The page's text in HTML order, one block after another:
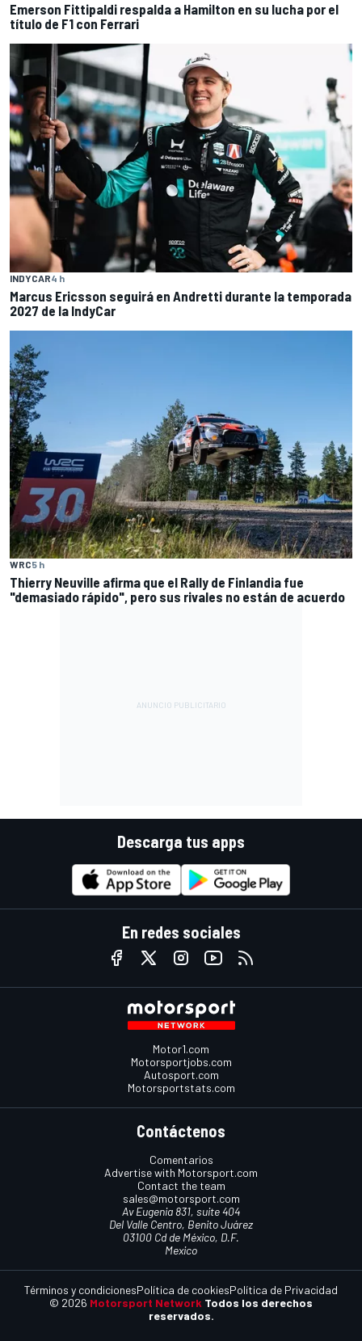
Emerson Fittipaldi respalda a Hamilton en su lucha por el
título de F1 con Ferrari
INDYCAR4 h
Marcus Ericsson seguirá en Andretti durante la temporada
2027 de la IndyCar
WRC5 h
Thierry Neuville afirma que el Rally de Finlandia fue
"demasiado rápido", pero sus rivales no están de acuerdo
Descarga tus apps
En redes sociales
Motor1.com
Motorsportjobs.com
Autosport.com
Motorsportstats.com
Contáctenos
Comentarios
Advertise with Motorsport.com
Contact the team
sales@motorsport.com
Av Eugenia 831, suite 404
Del Valle Centro, Benito Juárez
03100 Cd de México, D.F.
Mexico
© 2026 Motorsport Network Todos los derechos
reservados.
Términos y condicionesPolítica de cookiesPolítica de Privacidad